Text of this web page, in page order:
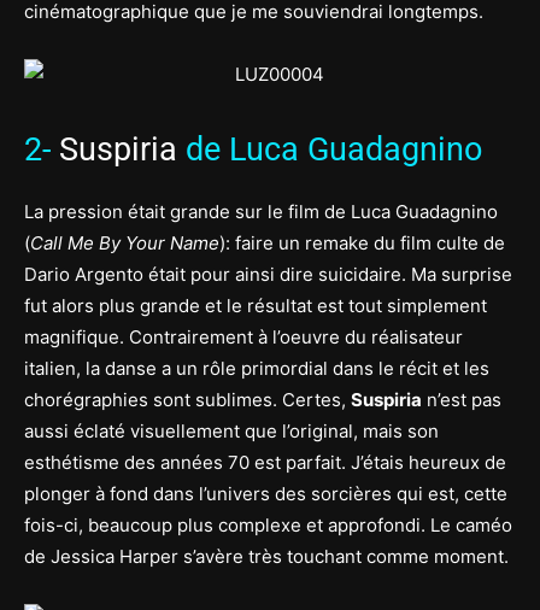
cinématographique que je me souviendrai longtemps.
2- Suspiria de Luca Guadagnino
La pression était grande sur le film de Luca Guadagnino
(Call Me By Your Name): faire un remake du film culte de
Dario Argento était pour ainsi dire suicidaire. Ma surprise
fut alors plus grande et le résultat est tout simplement
magnifique. Contrairement à l’oeuvre du réalisateur
italien, la danse a un rôle primordial dans le récit et les
chorégraphies sont sublimes. Certes, Suspiria n’est pas
aussi éclaté visuellement que l’original, mais son
esthétisme des années 70 est parfait. J’étais heureux de
plonger à fond dans l’univers des sorcières qui est, cette
fois-ci, beaucoup plus complexe et approfondi. Le caméo
de Jessica Harper s’avère très touchant comme moment.